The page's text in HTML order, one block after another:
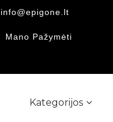
info@epigone.lt
Mano Pažymėti
Kategorijos